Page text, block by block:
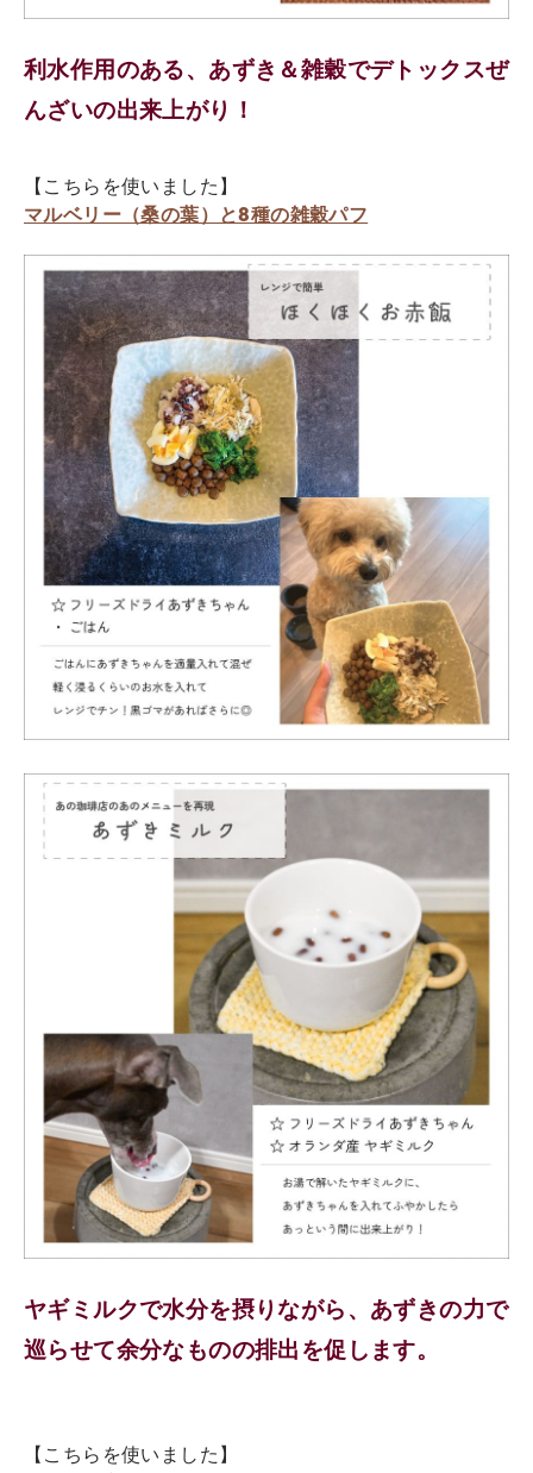
利水作用のある、あずき＆雑穀でデトックスぜ
んざいの出来上がり！
【こちらを使いました】
マルベリー（桑の葉）と8種の雑穀パフ
ヤギミルクで水分を摂りながら、あずきの力で
巡らせて余分なものの排出を促します。
【こちらを使いました】